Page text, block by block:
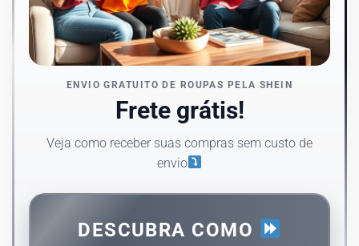
ENVIO GRATUITO DE ROUPAS PELA SHEIN
Frete grátis!
Veja como receber suas compras sem custo de
envio
DESCUBRA COMO